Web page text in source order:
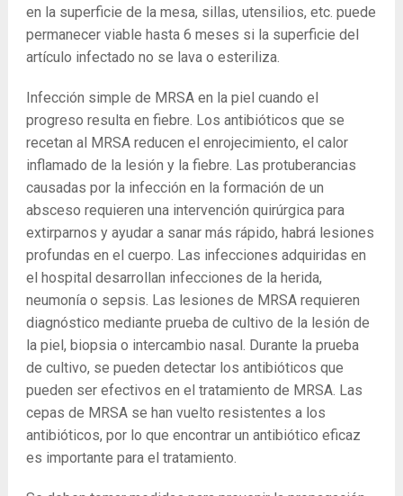
en la superficie de la mesa, sillas, utensilios, etc. puede
permanecer viable hasta 6 meses si la superficie del
artículo infectado no se lava o esteriliza.
Infección simple de MRSA en la piel cuando el
progreso resulta en fiebre. Los antibióticos que se
recetan al MRSA reducen el enrojecimiento, el calor
inflamado de la lesión y la fiebre. Las protuberancias
causadas por la infección en la formación de un
absceso requieren una intervención quirúrgica para
extirparnos y ayudar a sanar más rápido, habrá lesiones
profundas en el cuerpo. Las infecciones adquiridas en
el hospital desarrollan infecciones de la herida,
neumonía o sepsis. Las lesiones de MRSA requieren
diagnóstico mediante prueba de cultivo de la lesión de
la piel, biopsia o intercambio nasal. Durante la prueba
de cultivo, se pueden detectar los antibióticos que
pueden ser efectivos en el tratamiento de MRSA. Las
cepas de MRSA se han vuelto resistentes a los
antibióticos, por lo que encontrar un antibiótico eficaz
es importante para el tratamiento.